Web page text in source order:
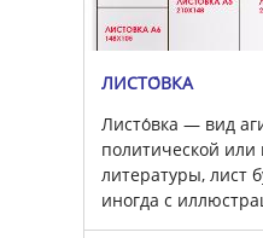
ЛИСТО́ВКА
Листо́вка — вид
политической
литературы, лист
иногда с